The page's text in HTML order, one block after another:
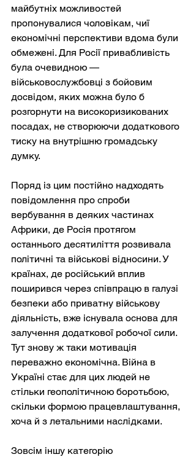
майбутніх можливостей
пропонувалися чоловікам, чиї
економічні перспективи вдома були
обмежені. Для Росії привабливість
була очевидною —
військовослужбовці з бойовим
досвідом, яких можна було б
розгорнути на високоризикованих
посадах, не створюючи додаткового
тиску на внутрішню громадську
думку.
Поряд із цим постійно надходять
повідомлення про спроби
вербування в деяких частинах
Африки, де Росія протягом
останнього десятиліття розвивала
політичні та військові відносини. У
країнах, де російський вплив
поширився через співпрацю в галузі
безпеки або приватну військову
діяльність, вже існувала основа для
залучення додаткової робочої сили.
Тут знову ж таки мотивація
переважно економічна. Війна в
Україні стає для цих людей не
стільки геополітичною боротьбою,
скільки формою працевлаштування,
хоча й з летальними наслідками.
Зовсім іншу категорію